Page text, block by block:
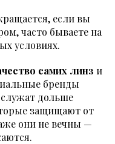
если вы
часто бываете на
условиях.
самих линз и
бренды
служат дольше
защищают от
они не вечны —